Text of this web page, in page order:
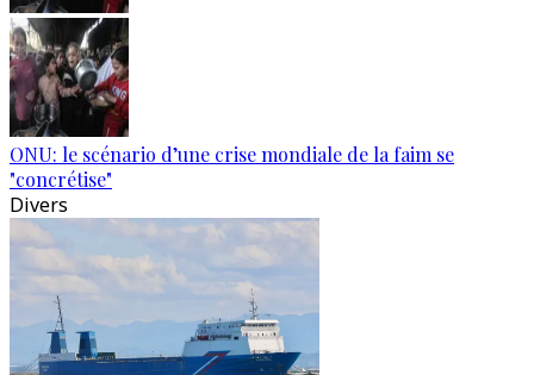
ONU: le scénario d’une crise mondiale de la faim se
"concrétise"
Divers